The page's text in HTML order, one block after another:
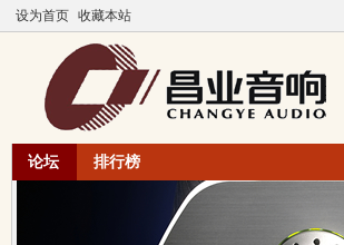
设为首页 收藏本站
论坛 排行榜